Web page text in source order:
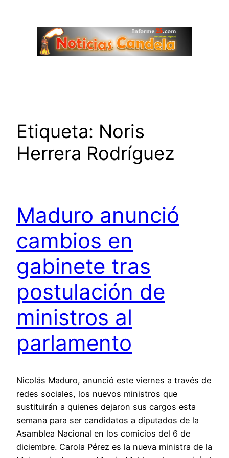
contenido
Etiqueta: Noris
Herrera Rodríguez
Maduro anunció
cambios en
gabinete tras
postulación de
ministros al
parlamento
Nicolás Maduro, anunció este viernes a través de
redes sociales, los nuevos ministros que
sustituirán a quienes dejaron sus cargos esta
semana para ser candidatos a diputados de la
Asamblea Nacional en los comicios del 6 de
diciembre. Carola Pérez es la nueva ministra de la